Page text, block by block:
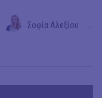
Σοφία Αλεξίου